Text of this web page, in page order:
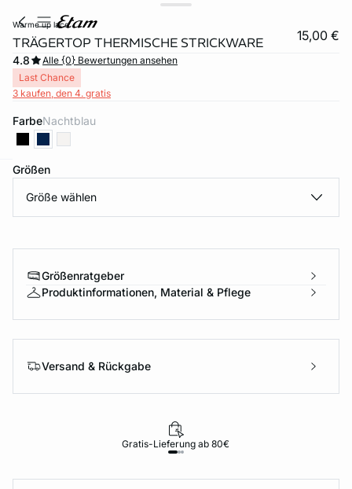
warme up lace
TRÄGERTOP THERMISCHE STRICKWARE 15,00 €
4.8
Alle {0} Bewertungen ansehen
Last Chance
3 kaufen, den 4. gratis
Farbe nachtblau
Größen
Größe wählen
Größenratgeber
Produktinformationen, Material & Pflege
Versand & Rückgabe
Gratis-Lieferung ab 80€